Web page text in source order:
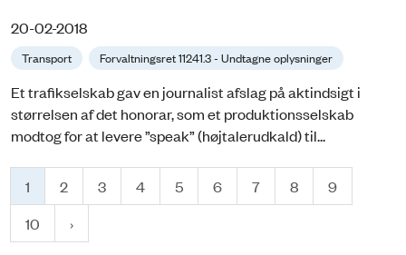
20-02-2018
Transport Forvaltningsret 11241.3 - Undtagne oplysninger
Et trafikselskab gav en journalist afslag på aktindsigt i
størrelsen af det honorar, som et produktionsselskab
modtog for at levere ”speak” (højtalerudkald) til...
1 2 3 4 5 6 7 8
9
10